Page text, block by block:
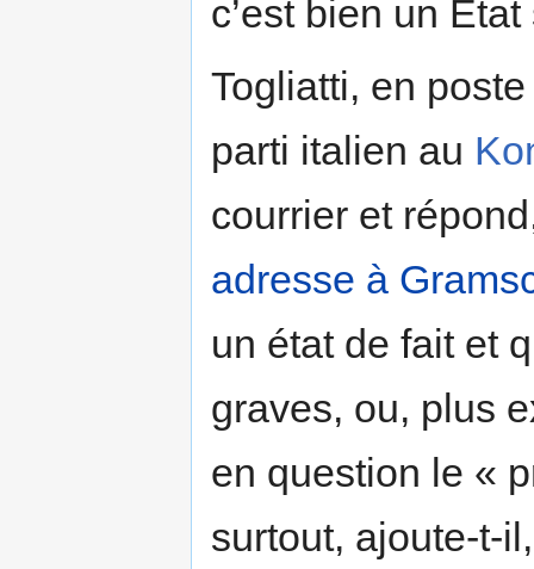
c’est bien un
Togliatti, en
parti italien au
courrier et
adresse à
un état de fait et
graves, ou, plus
en question le «
surtout, ajoute-t-